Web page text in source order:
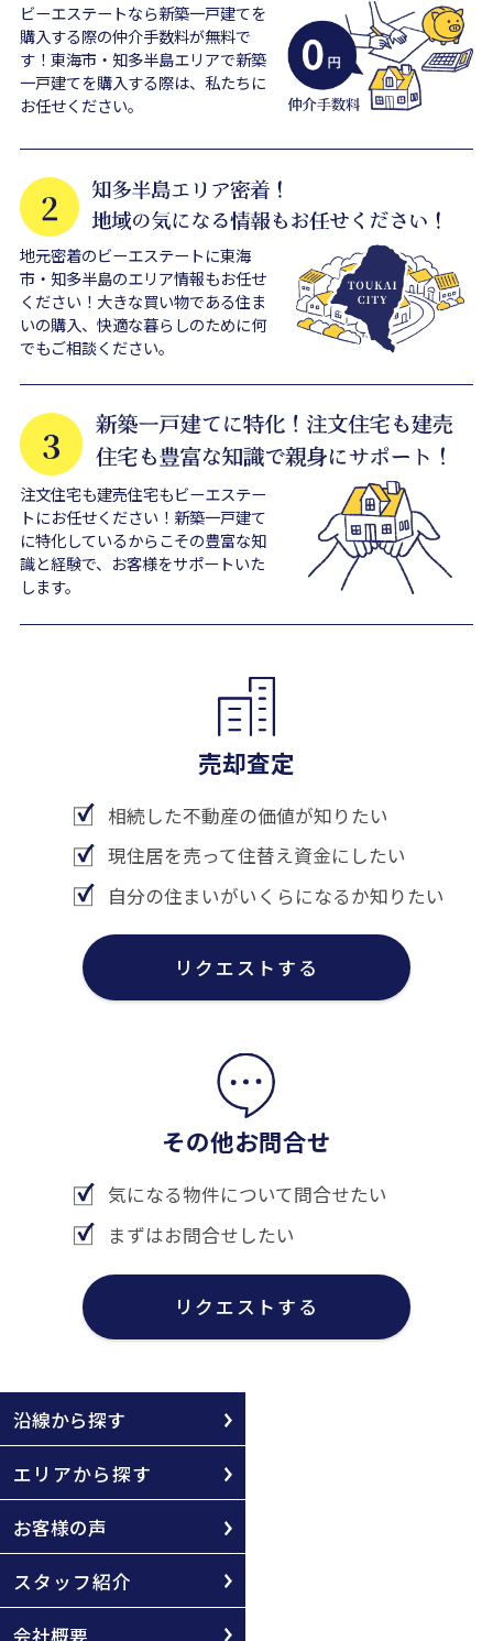
ビーエステートなら新築一戸建てを
購入する際の仲介手数料が無料で
す！東海市・知多半島エリアで新築
一戸建てを購入する際は、私たちに
お任せください。
地元密着のビーエステートに東海
市・知多半島のエリア情報もお任せ
ください！大きな買い物である住ま
いの購入、快適な暮らしのために何
でもご相談ください。
注文住宅も建売住宅もビーエステー
トにお任せください！新築一戸建て
に特化しているからこその豊富な知
識と経験で、お客様をサポートいた
します。
売却査定
相続した不動産の価値が知りたい
現住居を売って住替え資金にしたい
自分の住まいがいくらになるか知りたい
リクエストする
その他お問合せ
気になる物件について問合せたい
まずはお問合せしたい
リクエストする
沿線から探す
エリアから探す
お客様の声
スタッフ紹介
会社概要